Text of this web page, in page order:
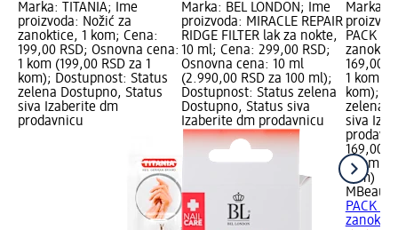
Marka: TITANIA; Ime
proizvoda: Nožić za
zanoktice, 1 kom; Cena:
199,00 RSD; Osnovna cena:
1 kom (199,00 RSD za 1
kom); Dostupnost: Status
zelena Dostupno, Status
siva Izaberite dm
prodavnicu
Marka: BEL LONDON; Ime
proizvoda: MIRACLE REPAIR
RIDGE FILTER lak za nokte,
10 ml; Cena: 299,00 RSD;
Osnovna cena: 10 ml
(2.990,00 RSD za 100 ml);
Dostupnost: Status zelena
Dostupno, Status siva
Izaberite dm prodavnicu
Marka:
PACK
169,00
1 kom
kom);
zelena
siva
169,00
1 kom
kom)
MBeauty
PACK